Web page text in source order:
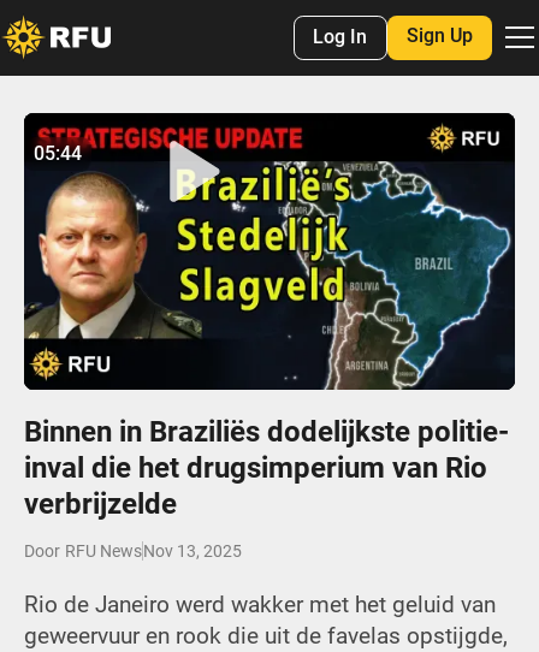
Log In Sign Up
Play Mute Settings
Enter
No items found.
05:44
Binnen in Braziliës dodelijkste politie-
inval die het drugsimperium van Rio
verbrijzelde
Door RFU NewsNov 13, 2025
Rio de Janeiro werd wakker met het geluid van
geweervuur en rook die uit de favelas opstijgde,